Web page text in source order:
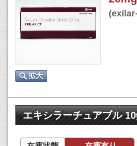
エキシラーチュアブル